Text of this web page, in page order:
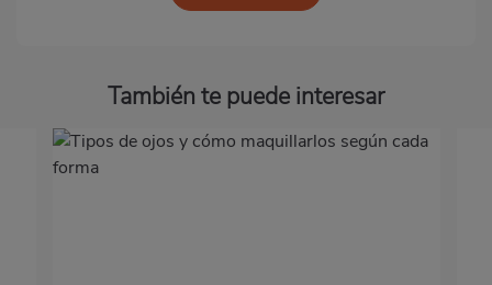
También te puede interesar